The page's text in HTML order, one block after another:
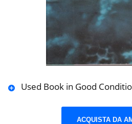
Used Book in Good
ACQUISTA DA